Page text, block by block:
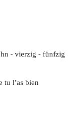
- vierzig - fünfzig
tu l’as bien